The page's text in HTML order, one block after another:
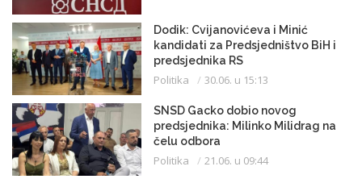
Dodik: Cvijanovićeva i Minić
kandidati za Predsjedništvo BiH i
predsjednika RS
Politika 30.06. u 15:13
SNSD Gacko dobio novog
predsjednika: Milinko Milidrag na
čelu odbora
Politika 21.06. u 09:44